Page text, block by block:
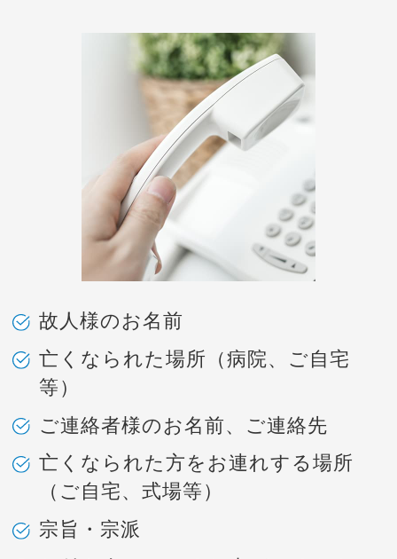
故人様のお名前
亡くなられた場所（病院、ご自宅
等）
ご連絡者様のお名前、ご連絡先
亡くなられた方をお連れする場所
（ご自宅、式場等）
宗旨・宗派